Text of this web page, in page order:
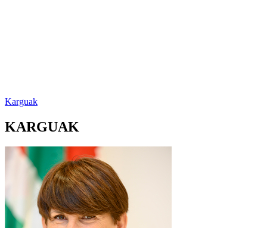
Karguak
KARGUAK